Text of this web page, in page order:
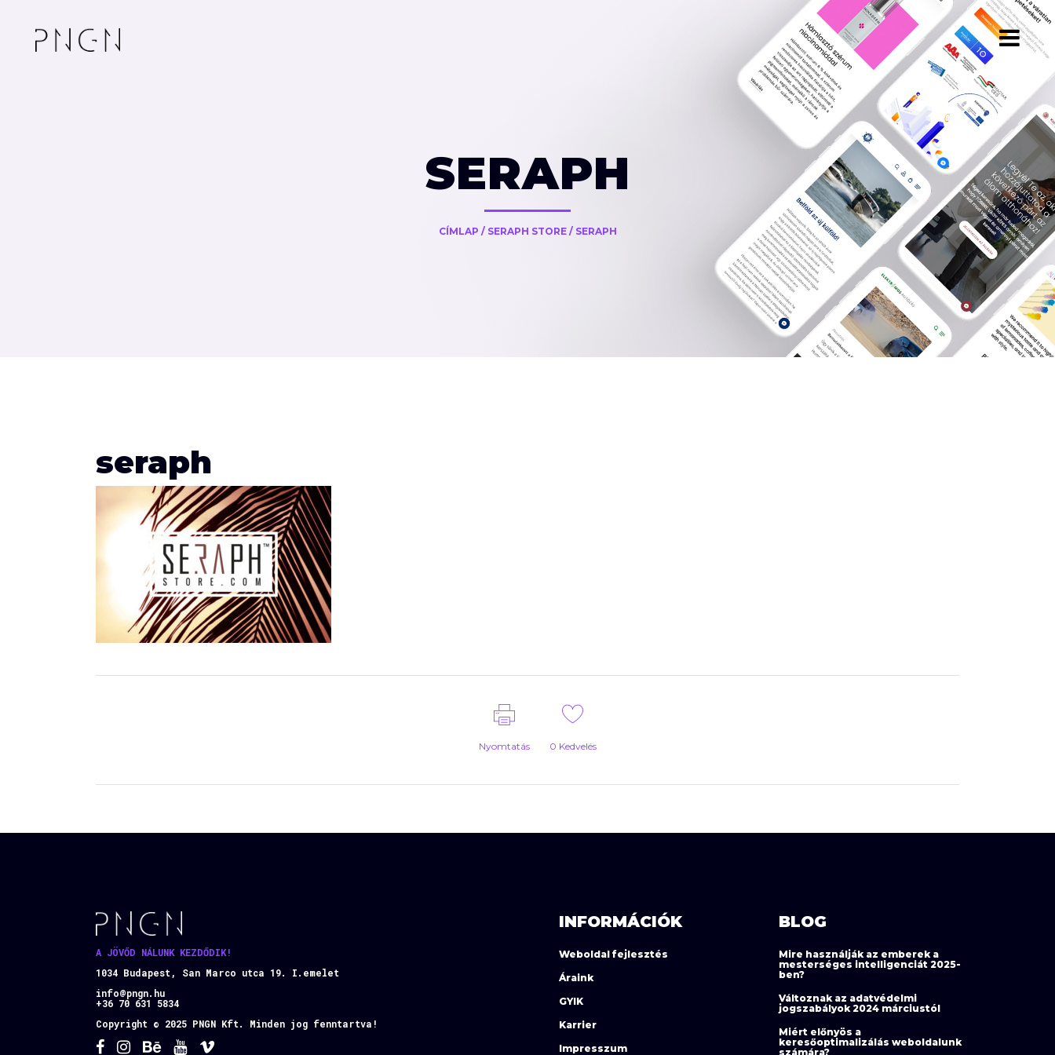
SERAPH
CÍMLAP / SERAPH STORE/ SERAPH
seraph
Nyomtatás 0 Kedvelés
A JÖVŐD NÁLUNK KEZDŐDIK!
1034 Budapest, San Marco utca 19. I.emelet
info@pngn.hu
+36 70 631 5834
Copyright © 2025 PNGN Kft. Minden jog fenntartva!
INFORMÁCIÓK
Weboldal fejlesztés
Áraink
GYIK
Karrier
Impresszum
BLOG
Mire használják az emberek a
mesterséges intelligenciát 2025-
ben?
Változnak az adatvédelmi
jogszabályok 2024 márciustól
Miért előnyös a
keresőoptimalizálás weboldalunk
számára?